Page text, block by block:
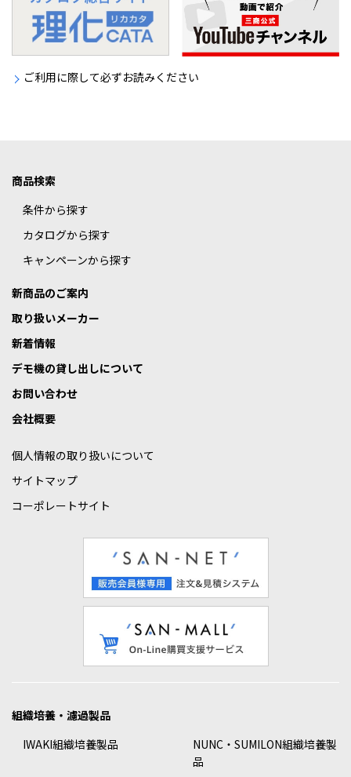
ご利用に際して必ずお読みください
商品検索
条件から探す
カタログから探す
キャンペーンから探す
新商品のご案内
取り扱いメーカー
新着情報
デモ機の貸し出しについて
お問い合わせ
会社概要
個人情報の取り扱いについて
サイトマップ
コーポレートサイト
組織培養・濾過製品
IWAKI組織培養製品
NUNC・SUMILON組織培養製
品